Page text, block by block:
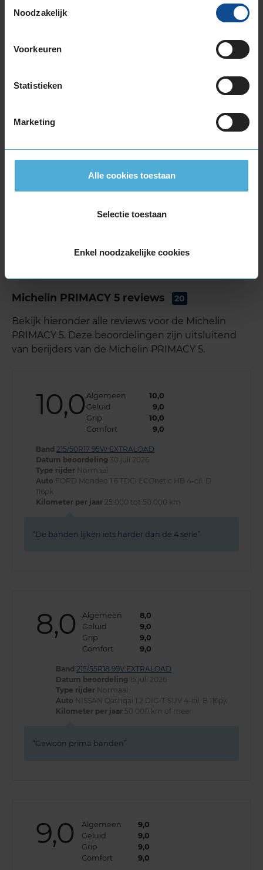
Noodzakelijk
Voorkeuren
Statistieken
Marketing
Alle cookies toestaan
Selectie toestaan
Enkel noodzakelijke cookies
235/45R19 99W EXTRALOAD
235/50R19 99V
20-inch banden
235/45R20 100W EXTRALOAD
245/45R20 103W EXTRALOAD
265/50R20 111V EXTRALOAD
245/40R21 100W EXTRALOAD
Michelin PRIMACY 5 reviews 20
Bekijk hieronder alle reviews voor de Michelin
PRIMACY 5. Deze beoordelingen zijn uitsluitend
van berijders van de Michelin PRIMACY 5.
10,0 Algemeen
10,0
Geluid
9,0
Grip
10,0
Comfort
9,0
Band 215/50R17 95W EXTRALOAD
Datum beoordeling 30 juli 2026
Type rijder Normaal
Auto FORD Mondeo 1.6 TDCi ECOnetic HB 4-cil. D
116pk
Kilometer per jaar 25.000 tot 50.000 km
De banden lijken iets harder dan de 4 serie
8,0 Algemeen
8,0
Geluid
9,0
Grip
9,0
Comfort
9,0
Band 215/55R18 99V EXTRALOAD
Datum beoordeling 15 juli 2026
Type rijder Normaal
Auto NISSAN Qashqai 1.2 DIG-T SUV 4-cil. B 116pk
Kilometer per jaar 50.000 km of meer
Gewoon prima banden
9,0 Algemeen
9,0
Geluid
9,0
Grip
9,0
Comfort
9,0